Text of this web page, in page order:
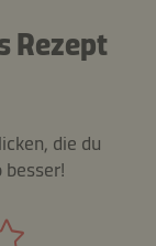
Rezept
die du
besser!